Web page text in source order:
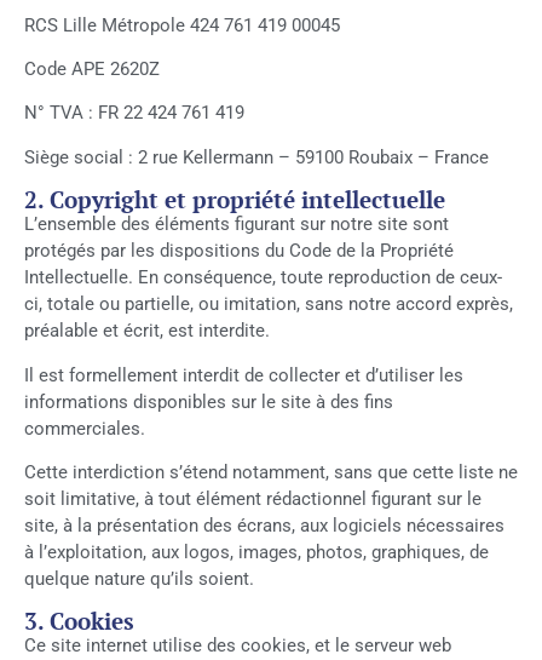
RCS Lille Métropole 424 761 419 00045
Code APE 2620Z
N° TVA : FR 22 424 761 419
Siège social : 2 rue Kellermann – 59100 Roubaix – France
2. Copyright et propriété intellectuelle
L’ensemble des éléments figurant sur notre site sont
protégés par les dispositions du Code de la Propriété
Intellectuelle. En conséquence, toute reproduction de ceux-
ci, totale ou partielle, ou imitation, sans notre accord exprès,
préalable et écrit, est interdite.
Il est formellement interdit de collecter et d’utiliser les
informations disponibles sur le site à des fins
commerciales.
Cette interdiction s’étend notamment, sans que cette liste ne
soit limitative, à tout élément rédactionnel figurant sur le
site, à la présentation des écrans, aux logiciels nécessaires
à l’exploitation, aux logos, images, photos, graphiques, de
quelque nature qu’ils soient.
3. Cookies
Ce site internet utilise des cookies, et le serveur web